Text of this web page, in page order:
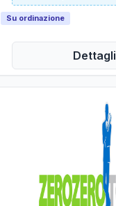
Su ordinazione
Dettagli